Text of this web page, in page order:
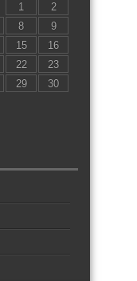
1
2
8
9
15
16
22
23
29
30